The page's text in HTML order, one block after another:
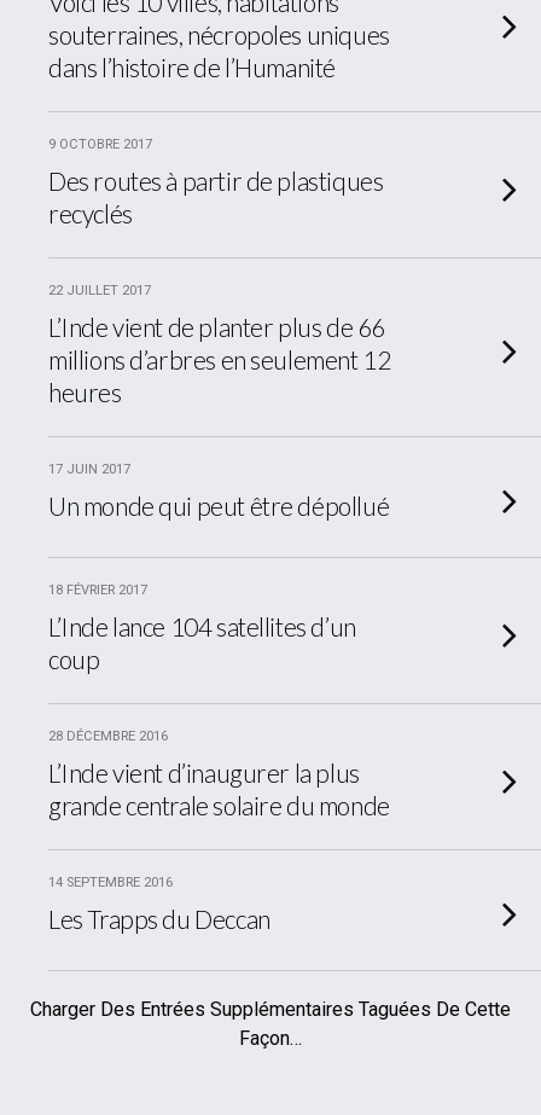
souterraines, nécropoles uniques
dans l’histoire de l’Humanité
9 OCTOBRE 2017
Des routes à partir de plastiques
recyclés
22 JUILLET 2017
L’Inde vient de planter plus de 66
millions d’arbres en seulement 12
heures
17 JUIN 2017
Un monde qui peut être dépollué
18 FÉVRIER 2017
L’Inde lance 104 satellites d’un
coup
28 DÉCEMBRE 2016
L’Inde vient d’inaugurer la plus
grande centrale solaire du monde
14 SEPTEMBRE 2016
Les Trapps du Deccan
Charger Des Entrées Supplémentaires Taguées De Cette
Façon…